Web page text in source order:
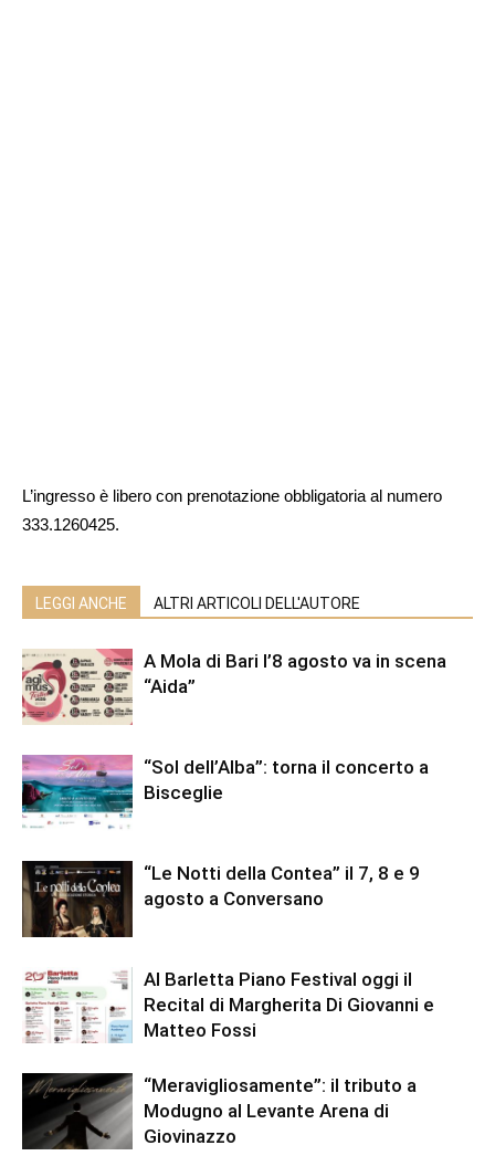
L’ingresso è libero con prenotazione obbligatoria al numero
333.1260425.
LEGGI ANCHE ALTRI ARTICOLI DELL'AUTORE
A Mola di Bari l’8 agosto va in scena
“Aida”
“Sol dell’Alba”: torna il concerto a
Bisceglie
“Le Notti della Contea” il 7, 8 e 9
agosto a Conversano
Al Barletta Piano Festival oggi il
Recital di Margherita Di Giovanni e
Matteo Fossi
“Meravigliosamente”: il tributo a
Modugno al Levante Arena di
Giovinazzo